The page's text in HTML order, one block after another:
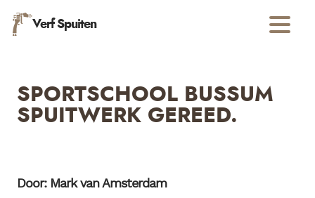
Verf Spuiten
SPORTSCHOOL BUSSUM
SPUITWERK GEREED.
Door: Mark van Amsterdam